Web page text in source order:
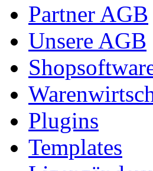
Partner AGB
Unsere AGB
Plugins
Templates